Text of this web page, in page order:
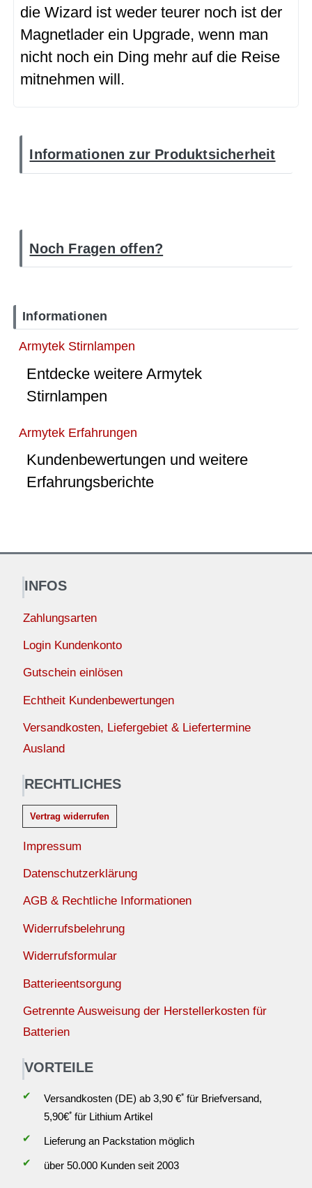
die Wizard ist weder teurer noch ist der
Magnetlader ein Upgrade, wenn man
nicht noch ein Ding mehr auf die Reise
mitnehmen will.
Informationen zur Produktsicherheit
Noch Fragen offen?
Informationen
Armytek Stirnlampen
Entdecke weitere Armytek
Stirnlampen
Armytek Erfahrungen
Kundenbewertungen und weitere
Erfahrungsberichte
INFOS
Zahlungsarten
Login Kundenkonto
Gutschein einlösen
Echtheit Kundenbewertungen
Versandkosten, Liefergebiet & Liefertermine
Ausland
RECHTLICHES
Vertrag widerrufen
Impressum
Datenschutzerklärung
AGB & Rechtliche Informationen
Widerrufsbelehrung
Widerrufsformular
Batterieentsorgung
Getrennte Ausweisung der Herstellerkosten für
Batterien
VORTEILE
✔ Versandkosten (DE) ab 3,90 €*für Briefversand,
5,90€*für Lithium Artikel
✔
Lieferung an Packstation möglich
✔
über 50.000 Kunden seit 2003